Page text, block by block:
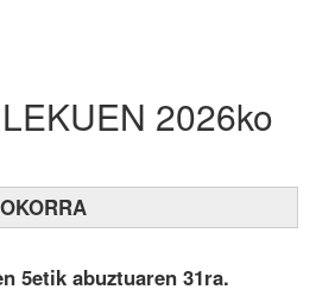
2026ko
5etik abuztuaren 31ra.